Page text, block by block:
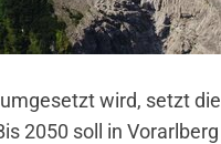
wird, setzt die
2050 soll in Vorarlberg